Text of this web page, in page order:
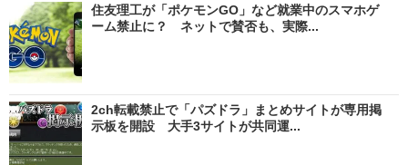
住友理工が「ポケモンGO」など就業中のスマホゲ
ーム禁止に？ ネットで賛否も、実際...
2ch転載禁止で「パズドラ」まとめサイトが専用掲
示板を開設 大手3サイトが共同運...